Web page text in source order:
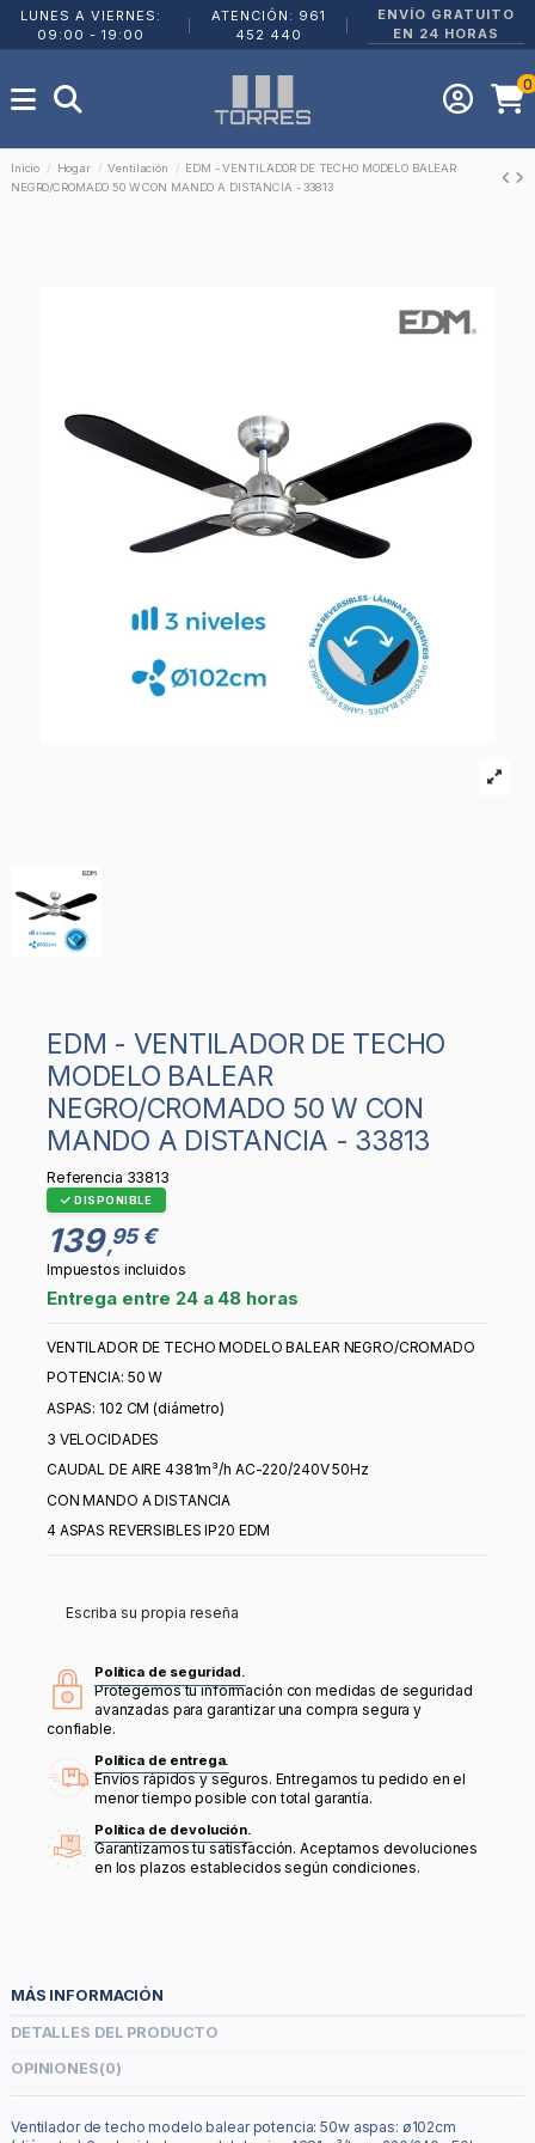
LUNES A VIERNES:
09:00 - 19:00
ATENCIÓN: 961
452 440
ENVÍO GRATUITO
EN 24 HORAS
0
Inicio Hogar Ventilación
EDM - VENTILADOR DE TECHO MODELO BALEAR
NEGRO/CROMADO 50 W CON MANDO A DISTANCIA - 33813
EDM - VENTILADOR DE TECHO
MODELO BALEAR
NEGRO/CROMADO 50 W CON
MANDO A DISTANCIA - 33813
Referencia 33813
DISPONIBLE
139,95 €
Impuestos incluidos
Entrega entre 24 a 48 horas
VENTILADOR DE TECHO MODELO BALEAR NEGRO/CROMADO
POTENCIA: 50 W
ASPAS: 102 CM (diámetro)
3 VELOCIDADES
CAUDAL DE AIRE 4381m³/h AC-220/240V 50Hz
CON MANDO A DISTANCIA
4 ASPAS REVERSIBLES IP20 EDM
Escriba su propia reseña
Política de seguridad.
Protegemos tu información con medidas de seguridad
avanzadas para garantizar una compra segura y
confiable.
Política de entrega.
Envíos rápidos y seguros. Entregamos tu pedido en el
menor tiempo posible con total garantía.
Política de devolución.
Garantizamos tu satisfacción. Aceptamos devoluciones
en los plazos establecidos según condiciones.
MÁS INFORMACIÓN
DETALLES DEL PRODUCTO
OPINIONES(0)
Ventilador de techo modelo balear potencia: 50w aspas: ø102cm